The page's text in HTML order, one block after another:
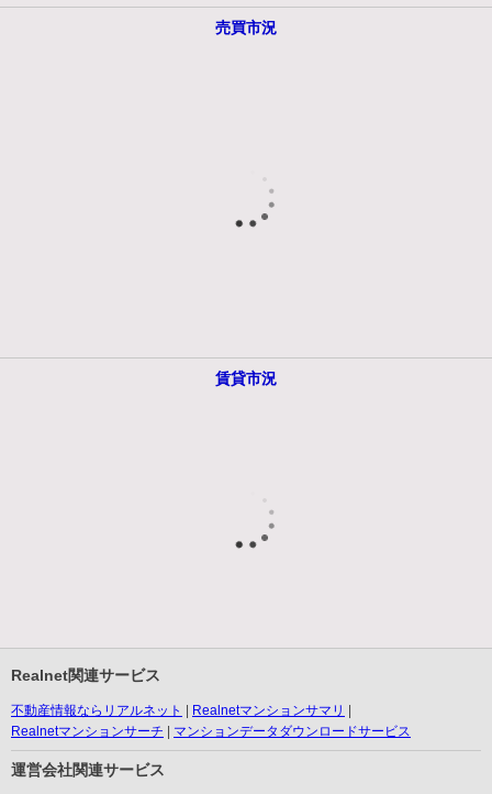
売買市況
賃貸市況
Realnet関連サービス
不動産情報ならリアルネット
Realnetマンションサマリ
Realnetマンションサーチ
マンションデータダウンロードサービス
運営会社関連サービス